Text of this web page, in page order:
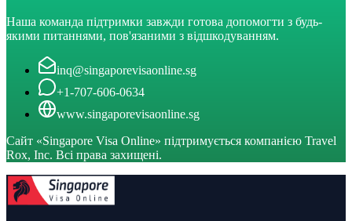
Наша команда підтримки завжди готова допомогти з будь-
якими питаннями, пов'язаними з відшкодуванням.
inq@singaporevisaonline.sg
+1-707-606-0634
www.singaporevisaonline.sg
Сайт «Singapore Visa Online» підтримується компанією Travel
Rox, Inc. Всі права захищені.